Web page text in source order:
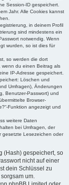
Session-ID gespeichert.
Jahr. Alle Cookies kannst
in deinem Profil
sind mindestens ein
notwendig. Wenn
wurden, so ist dies für
so werden die dort
du einen Beitrag als
IP-Adresse gespeichert.
Löschen und
Umfragen), Änderungen
Benutzer-Passwort) und
Browser-
Funktion angezeigt und
weitere Daten
bei Umfragen, der
gesetzte Lesezeichen oder
(Hash) gespeichert, so
nicht auf einer
dein Schlüssel zu
um.